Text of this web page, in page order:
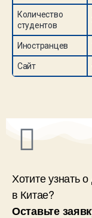
Количество
студентов
Иностранцев
Сайт
Хотите узнать
в Китае?
Оставьте